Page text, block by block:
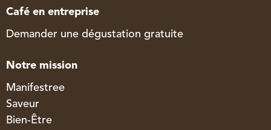
Café en entreprise
Demander une dégustation gratuite
Notre mission
Manifestree
Saveur
Bien-Être